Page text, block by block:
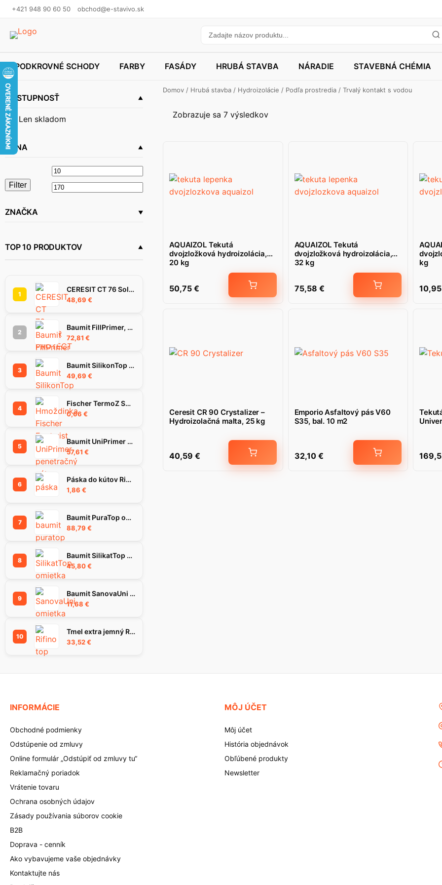
+421 948 90 60 50 obchod@e-stavivo.sk
PODKROVNÉ SCHODY FARBY FASÁDY HRUBÁ STAVBA NÁRADIE STAVEBNÁ CHÉMIA
DOSTUPNOSŤ
Len skladom
CENA
Minimálna
cena
Filter
ZNAČKA
Ceresit (1)
TOP 10 PRODUKTOV
1
CERESIT CT 76 SolarProtect omietka 1.5 mm 25 kg
48,69 €
2
Baumit FillPrimer, 25Kg
72,81 €
3
Baumit SilikonTop omietka 1.5K, 25 kg
49,69 €
4
Fischer TermoZ SV II Ecotwist 10-30 hmoždinka
0,66 €
5
Baumit UniPrimer penetračný náter, 25 kg
57,61 €
6
Páska do kútov Rigips Habito Flex 83 mm
1,86 €
7
Baumit PuraTop omietka 1.5K 25kg
88,79 €
8
Baumit SilikatTop omietka 1,5K, 25 kg
45,80€
9
Baumit SanovaUni omietka, 25 kg
11,68 €
10
Tmel extra jemný RIFINO TOP, 25 kg
33,52€
Domov / Hrubá stavba / Hydroizolácie / Podľa prostredia / Trvalý kontakt s vodou
Zobrazuje sa 7 výsledkov
AQUAIZOL Tekutá
dvojzložková hydroizolácia,
20 kg
50,75 €
AQUAIZOL Tekutá
dvojzložková hydroizolácia,
32 kg
75,58 €
kg
Ceresit CR 90 Crystalizer –
Hydroizolačná malta, 25 kg
40,59 €
Emporio Asfaltový pás V60
S35, bal. 10 m2
32,10 €
INFORMÁCIE
Obchodné podmienky
Odstúpenie od zmluvy
Online formulár „Odstúpiť od zmluvy tu“
Reklamačný poriadok
Vrátenie tovaru
Ochrana osobných údajov
Zásady používania súborov cookie
B2B
Doprava - cenník
Ako vybavujeme vaše objednávky
Kontaktujte nás
MÔJ ÚČET
Môj účet
História objednávok
Obľúbené produkty
Newsletter